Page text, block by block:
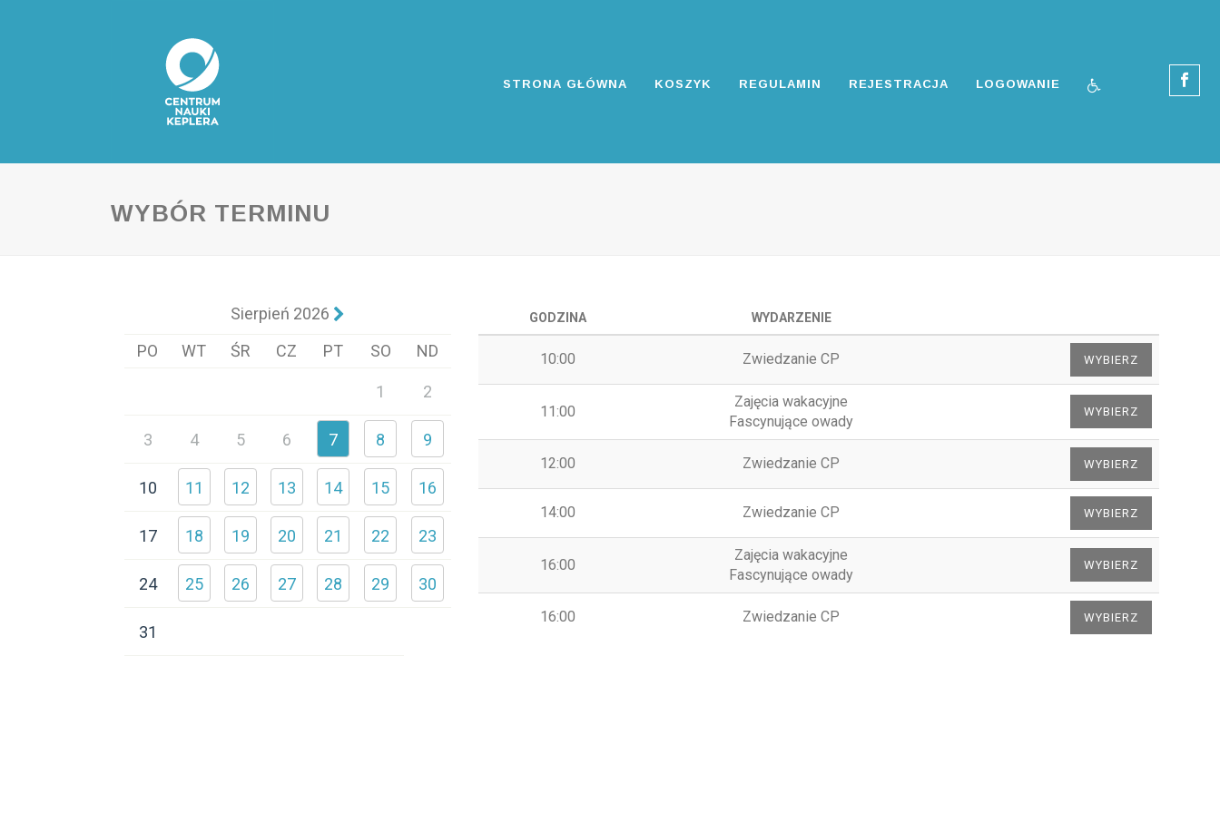
STRONA GŁÓWNA KOSZYK REGULAMIN REJESTRACJA LOGOWANIE
WYBÓR TERMINU
Sierpień 2026
PO
WT ŚR CZ PT SO ND
1 2
3 4 5 6 7 8 9
10 11 12 13 14 15 16
17 18 19 20 21 22 23
24 25 26 27 28 29 30
31
GODZINA WYDARZENIE
10:00 Zwiedzanie CP
11:00
Zajęcia wakacyjne
Fascynujące owady
12:00 Zwiedzanie CP
14:00 Zwiedzanie CP
16:00
Zajęcia wakacyjne
Fascynujące owady
16:00 Zwiedzanie CP